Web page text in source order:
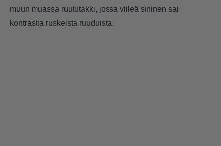
muun muassa ruututakki, jossa viileä sininen sai
kontrastia ruskeista ruuduista.